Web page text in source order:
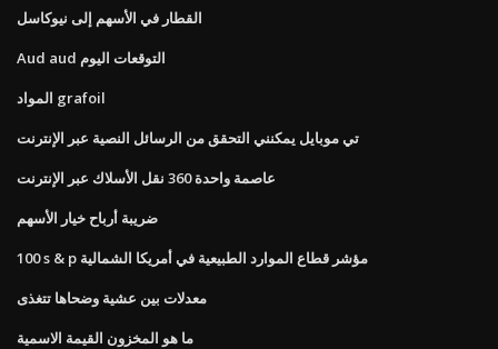
القطار في الأسهم إلى نيوكاسل
Aud aud التوقعات اليوم
المواد grafoil
تي موبايل يمكنني التحقق من الرسائل النصية عبر الإنترنت
عاصمة واحدة 360 نقل الأسلاك عبر الإنترنت
ضريبة أرباح خيار الأسهم
100 s & p مؤشر قطاع الموارد الطبيعية في أمريكا الشمالية
معدلات بين عشية وضحاها تتغذى
ما هو المخزون القيمة الاسمية